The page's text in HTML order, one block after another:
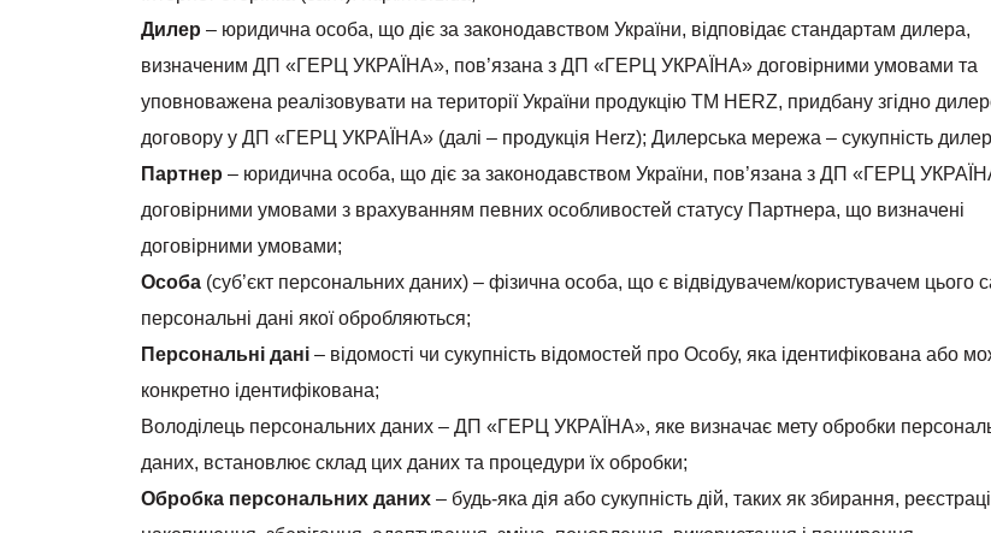
Дилер – юридична особа, що діє за законодавством України, відповідає стандартам дилера,
визначеним ДП «ГЕРЦ УКРАЇНА», пов’язана з ДП «ГЕРЦ УКРАЇНА» договірними умовами та
уповноважена реалізовувати на території України продукцію ТМ HERZ, придбану згідно
договору у ДП «ГЕРЦ УКРАЇНА» (далі – продукція Herz); Дилерська мережа – сукупність
Партнер – юридична особа, що діє за законодавством України, пов’язана з ДП «ГЕРЦ
договірними умовами з врахуванням певних особливостей статусу Партнера, що визначені
договірними умовами;
Особа (суб’єкт персональних даних) – фізична особа, що є відвідувачем/користувачем цього
персональні дані якої обробляються;
Персональні дані – відомості чи сукупність відомостей про Особу, яка ідентифікована або
конкретно ідентифікована;
Володілець персональних даних – ДП «ГЕРЦ УКРАЇНА», яке визначає мету обробки
даних, встановлює склад цих даних та процедури їх обробки;
Обробка персональних даних – будь-яка дія або сукупність дій, таких як збирання,